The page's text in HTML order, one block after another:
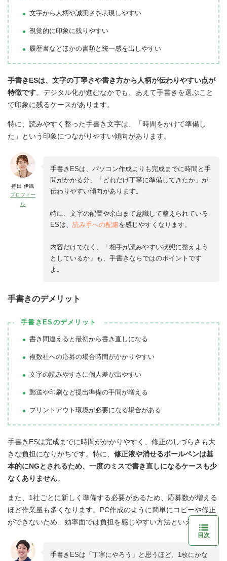
文字から人柄や誠実さを表現しやすい
視覚的に印象に残りやすい
履歴書などほかの書類と統一感を出しやすい
手書きESは、文字の丁寧さや書き方から人柄が伝わりやすい点が
特徴です。デジタル化が進むなかでも、あえて手書きを選ぶこと
で印象に残るケースがあります。
特に、読みやすく整った手書き文字は、「時間をかけて準備し
た」という印象につながりやすい傾向があります。
持田 伊織
プロフィー
ル
手書きESは、パソコン作成よりも完成までに時間と手
間がかかる分、「どれだけ丁寧に準備してきたか」が
伝わりやすい傾向があります。
特に、文字の配置や余白まで意識して整えられている
ESは、 読み手への配慮を感じやすくなります。
内容だけでなく、「相手が読みやすい状態に整えよう
としているか」も、手書きならではのポイントです
よ。
手書きのデメリット
手書きESのデメリット
書き間違えると最初から書き直しになる
複数社への応募の場合時間がかかりやすい
文字の読みやすさに個人差が出やすい
郵送や印刷など提出準備の手間が増える
プリントアウト環境が必要になる場合がある
手書きESは完成までに時間がかかりやすく、修正のしづらさも大
きな負担になりがちです。特に、 修正液や消せるボールペンは基
本的にNGとされるため、一度のミスで書き直しになるケースも少
なくありません。
また、1社ごとに新しく準備する必要があるため、応募数が増える
ほど作業量も多くなります。PC作成のように簡単にコピーや修正
ができないため、効率面では負担を感じやすい方法といえます。
手書きESは「丁寧にやろう」と思うほど、1枚にかな
目次